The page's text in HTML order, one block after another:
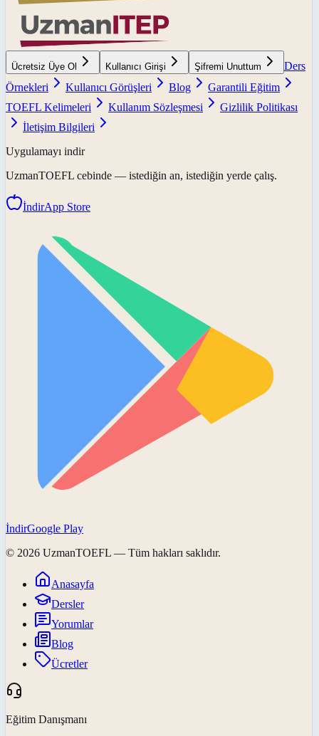
Ücretsiz Üye Ol Kullanıcı Girişi Şifremi Unuttum
Ders
Örnekleri
Kullanıcı Görüşleri Blog
Garantili Eğitim
TOEFL Kelimeleri
Kullanım Sözleşmesi
Gizlilik Politikası
İletişim Bilgileri
Uygulamayı indir
UzmanTOEFL cebinde — istediğin an, istediğin yerde çalış.
İndirApp Store
İndirGoogle Play
© 2026 UzmanTOEFL — Tüm hakları saklıdır.
Anasayfa
Dersler
Yorumlar
Blog
Ücretler
Eğitim Danışmanı